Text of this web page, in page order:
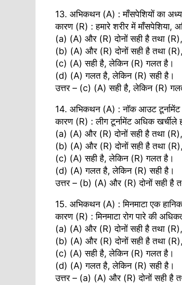
13. अभिकथन (A) : माँसपेशियों का
कारण (R) : हमारे शरीर में माँसपेशिया,
(a) (A) और (R) दोनों सही है तथा (R),
(b) (A) और (R) दोनों सही है तथा (R),
(c) (A) सही है, लेकिन (R) गलत है।
(d) (A) गलत है, लेकिन (R) सही है।
उत्तर – (c) (A) सही है, लेकिन (R)
14. अभिकथन (A) : नॉक आउट टूर्नामेंट
कारण (R) : लीग टूर्नामेंट अधिक
(a) (A) और (R) दोनों सही है तथा (R),
(b) (A) और (R) दोनों सही है तथा (R),
(c) (A) सही है, लेकिन (R) गलत है।
(d) (A) गलत है, लेकिन (R) सही है।
उत्तर – (b) (A) और (R) दोनों सही है
15. अभिकथन (A) : मिनमाटा एक
कारण (R) : मिनमाटा रोग पारे की
(a) (A) और (R) दोनों सही है तथा (R),
(b) (A) और (R) दोनों सही है तथा (R),
(c) (A) सही है, लेकिन (R) गलत है।
(d) (A) गलत है, लेकिन (R) सही है।
उत्तर – (a) (A) और (R) दोनों सही है